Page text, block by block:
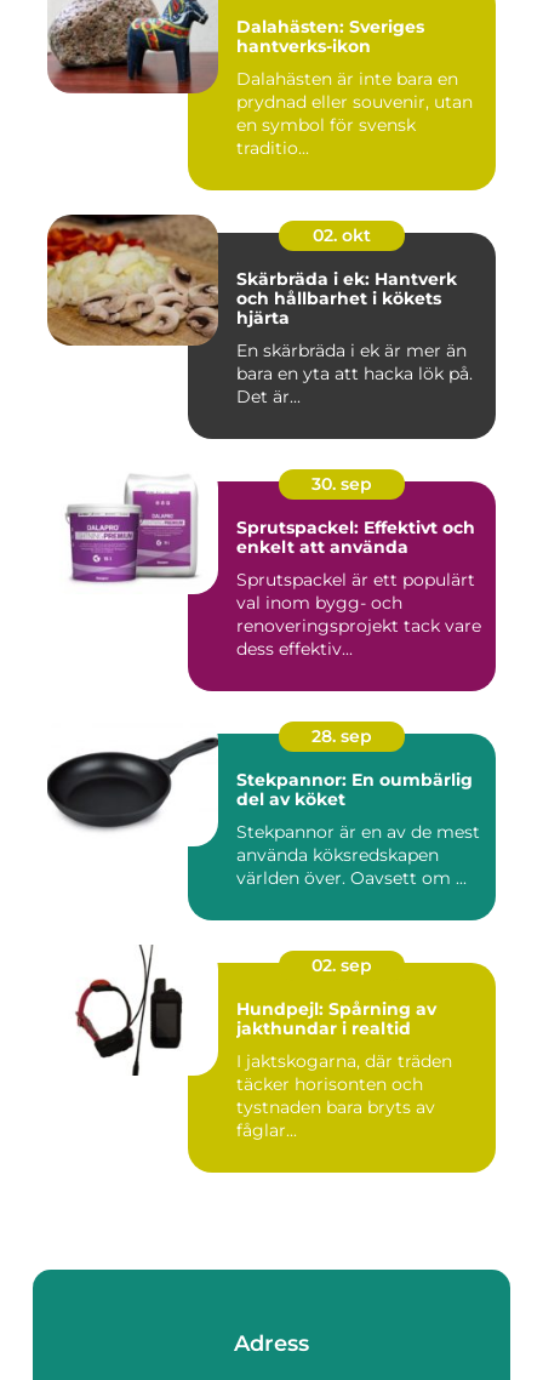
Dalahästen: Sveriges
hantverks-ikon
Dalahästen är inte bara en
prydnad eller souvenir, utan
en symbol för svensk
traditio...
02. okt
Skärbräda i ek: Hantverk
och hållbarhet i kökets
hjärta
En skärbräda i ek är mer än
bara en yta att hacka lök på.
Det är...
30. sep
Sprutspackel: Effektivt och
enkelt att använda
Sprutspackel är ett populärt
val inom bygg- och
renoveringsprojekt tack vare
dess effektiv...
28. sep
Stekpannor: En oumbärlig
del av köket
Stekpannor är en av de mest
använda köksredskapen
världen över. Oavsett om ...
02. sep
Hundpejl: Spårning av
jakthundar i realtid
I jaktskogarna, där träden
täcker horisonten och
tystnaden bara bryts av
fåglar...
Adress